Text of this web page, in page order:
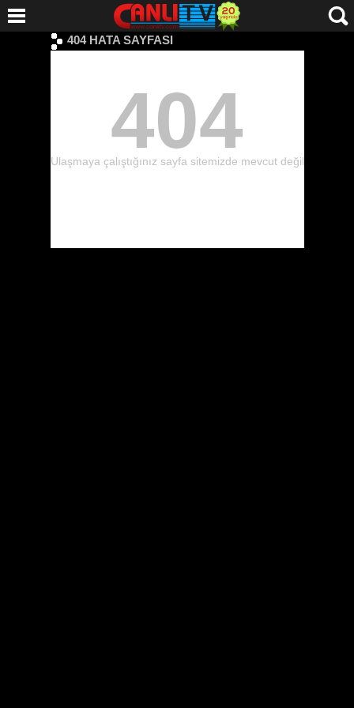
404 HATA SAYFASI
404
Ulaşmaya çalıştığınız sayfa sitemizde mevcut değil